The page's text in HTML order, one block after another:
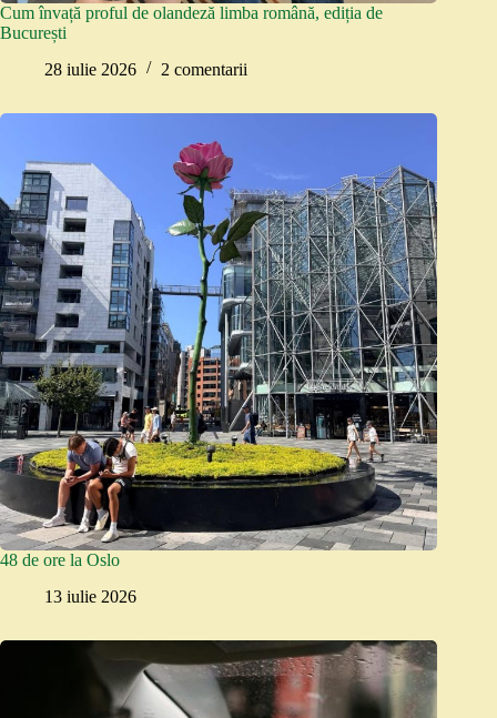
Cum învață proful de olandeză limba română, ediția de
București
28 iulie 2026
2 comentarii
48 de ore la Oslo
13 iulie 2026